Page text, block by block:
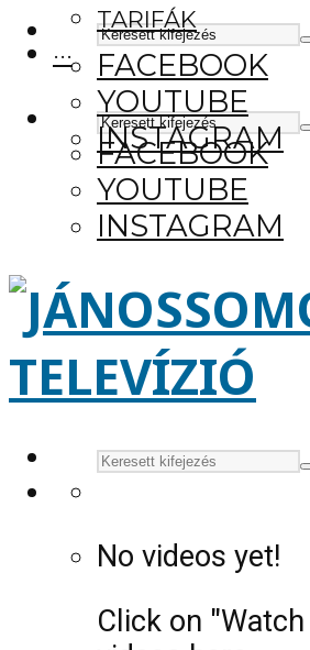
FACEBOOK
YOUTUBE
INSTAGRAM
TARIFÁK
···
FACEBOOK
YOUTUBE
INSTAGRAM
No videos yet!
Click on